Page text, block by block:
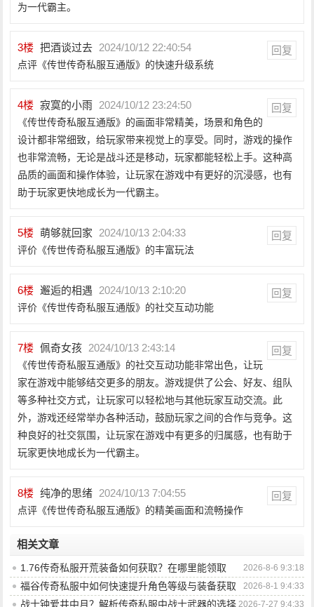
为一代霸主。
3楼 把酒谈过去 2024/10/12 22:40:54 回复
点评《传世传奇私服互通版》的快速升级系统
4楼 寂寞的小雨 2024/10/12 23:24:50 回复
《传世传奇私服互通版》的画面非常精美，场景和角色的
设计都非常细致，给玩家带来视觉上的享受。同时，游戏的操作
也非常流畅，无论是战斗还是移动，玩家都能轻松上手。这种高
品质的画面和操作体验，让玩家在游戏中有更好的沉浸感，也有
助于玩家更快地成长为一代霸主。
5楼 萌够就回家 2024/10/13 2:04:33 回复
评价《传世传奇私服互通版》的丰富玩法
6楼 邂逅的相遇 2024/10/13 2:10:20 回复
评价《传世传奇私服互通版》的社交互动功能
7楼 佩奇女孩 2024/10/13 2:43:14 回复
《传世传奇私服互通版》的社交互动功能非常出色，让玩
家在游戏中能够结交更多的朋友。游戏提供了公会、好友、组队
等多种社交方式，让玩家可以轻松地与其他玩家互动交流。此
外，游戏还经常举办各种活动，鼓励玩家之间的合作与竞争。这
种良好的社交氛围，让玩家在游戏中有更多的归属感，也有助于
玩家更快地成长为一代霸主。
8楼 纯净的思绪 2024/10/13 7:04:55 回复
点评《传世传奇私服互通版》的精美画面和流畅操作
相关文章
2026-8-6 9:3:18
1.76传奇私服开荒装备如何获取？在哪里能领取
到？
2026-8-1 9:4:33
福谷传奇私服中如何快速提升角色等级与装备获取
效率？
2026-7-27 9:4:33
战士钟爱井中月？解析传奇私服中战士武器的选择